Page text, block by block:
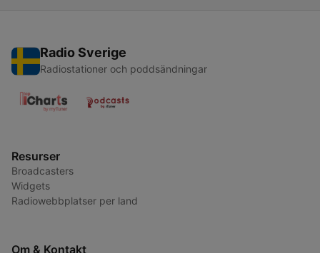
Radio Sverige
Radiostationer och poddsändningar
Resurser
Broadcasters
Widgets
Radiowebbplatser per land
Om & Kontakt